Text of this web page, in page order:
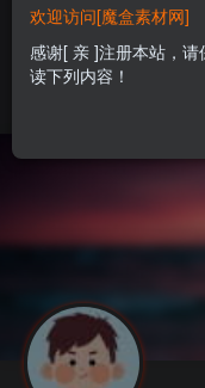
欢迎访问[魔盒素材网]
感谢[ 亲 ]注册本站，
读下列内容！